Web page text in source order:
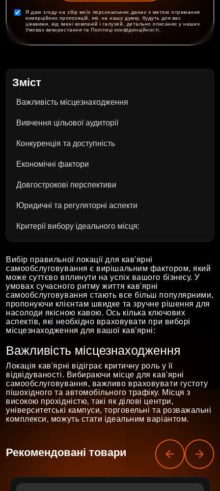
Я даю згоду на збір моїх персональних даних з метою отримання
комерційних пропозицій, які, на нашу думку, будуть для вас
цікавими, від імені компаній і галузей, детально описаних у наших
Умовах використання та Політиці конфіденційності.
Зміст
Важливість місцезнаходження
Вивчення цільової аудиторії
Конкуренція та доступність
Економічні фактори
Довгострокові перспективи
Юридичні та регуляторні аспекти
Критерії вибору ідеального місця:
Вибір правильної локації для кав'ярні
самообслуговування є вирішальним фактором, який
може суттєво вплинути на успіх вашого бізнесу. У
умовах сучасного ритму життя кав'ярні
самообслуговування стають все більш популярними,
пропонуючи клієнтам швидке та зручне рішення для
насолоди якісною кавою. Ось кілька ключових
аспектів, які необхідно враховувати при виборі
місцезнаходження для вашої кав'ярні:
Важливість місцезнаходження
Локація кав'ярні відіграє критичну роль у її
відвідуваності. Вибираючи місце для кав'ярні
самообслуговування, важливо враховувати густоту
пішохідного та автомобільного трафіку. Місця з
високою прохідністю, такі як ділові центри,
університетські кампуси, торговельні та розважальні
комплекси, можуть стати ідеальним варіантом.
Рекомендовані товари